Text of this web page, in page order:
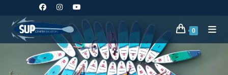
springen
0